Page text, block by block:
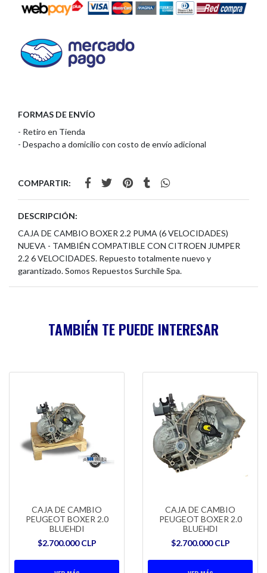
FORMAS DE ENVÍO
- Retiro en Tienda
- Despacho a domicilio con costo de envío adicional
COMPARTIR:
DESCRIPCIÓN:
CAJA DE CAMBIO BOXER 2.2 PUMA (6 VELOCIDADES)
NUEVA - TAMBIÉN COMPATIBLE CON CITROEN JUMPER
2.2 6 VELOCIDADES. Repuesto totalmente nuevo y
garantizado. Somos Repuestos Surchile Spa.
TAMBIÉN TE PUEDE INTERESAR
CAJA DE CAMBIO
PEUGEOT BOXER 2.0
BLUEHDI
$2.700.000 CLP
CAJA DE CAMBIO
PEUGEOT BOXER 2.0
BLUEHDI
$2.700.000 CLP